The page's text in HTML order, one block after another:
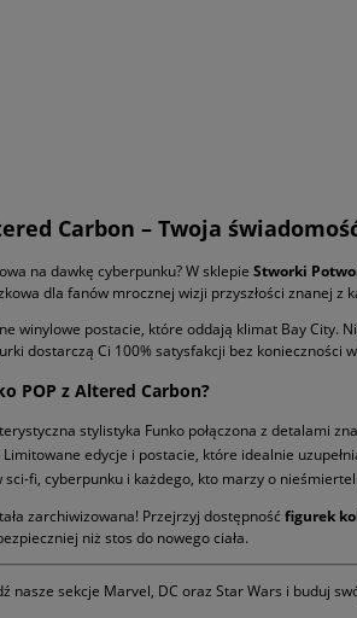
Carbon – Twoja
na dawkę cyberpunku? W sklepie Stworki
dla fanów mrocznej wizji przyszłości znanej
winylowe postacie, które oddają klimat Bay City.
dostarczą Ci 100% satysfakcji bez konieczności
POP z Altered Carbon?
stylistyka Funko połączona z detalami
Limitowane edycje i postacie, które idealnie
sci-fi, cyberpunku i każdego, kto marzy o
zarchiwizowana! Przejrzyj dostępność figurek
niż stos do nowego ciała.
nasze sekcje Marvel, DC oraz Star Wars i buduj